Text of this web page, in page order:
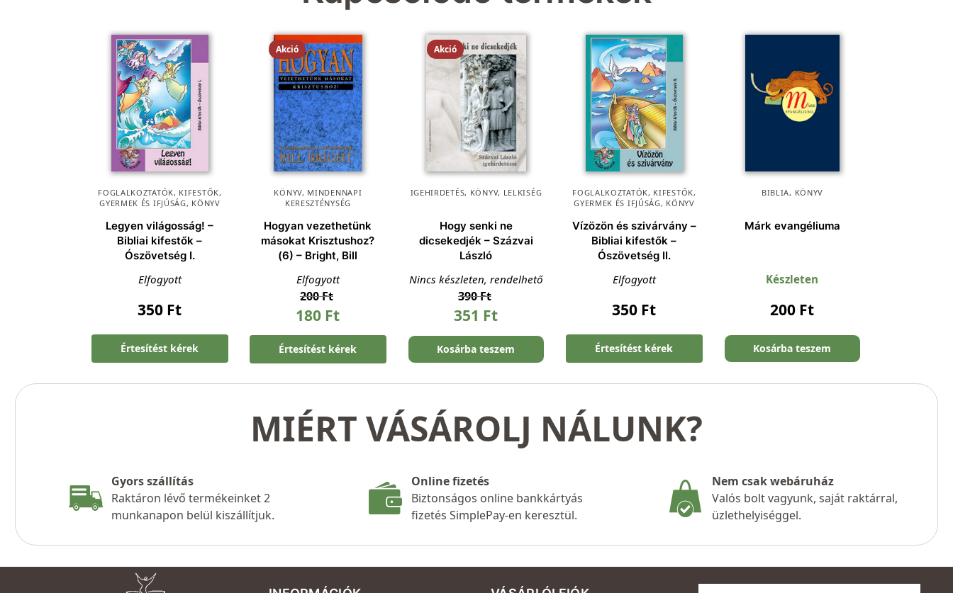
FOGLALKOZTATÓK, KIFESTŐK,
GYERMEK ÉS IFJÚSÁG, KÖNYV
Legyen világosság! –
Bibliai kifestők –
Ószövetség I.
Elfogyott
350 Ft
Értesítést kérek
Akció
KÖNYV, MINDENNAPI
KERESZTÉNYSÉG
Hogyan vezethetünk
másokat Krisztushoz?
(6) – Bright, Bill
Elfogyott
200Ft
180 Ft
Értesítést kérek
Akció
IGEHIRDETÉS, KÖNYV, LELKISÉG
Hogy senki ne
dicsekedjék – Százvai
László
Nincs készleten, rendelhető
390Ft
351 Ft
Kosárba teszem
FOGLALKOZTATÓK, KIFESTŐK,
GYERMEK ÉS IFJÚSÁG, KÖNYV
Vízözön és szivárvány –
Bibliai kifestők –
Ószövetség II.
Elfogyott
350 Ft
Értesítést kérek
BIBLIA, KÖNYV
Márk evangéliuma
Készleten
200 Ft
Kosárba teszem
MIÉRT VÁSÁROLJ NÁLUNK?
Gyors szállítás
Raktáron lévő termékeinket 2
munkanapon belül kiszállítjuk.
Online fizetés
Biztonságos online bankkártyás
fizetés SimplePay-en keresztül.
Nem csak webáruház
Valós bolt vagyunk, saját raktárral,
üzlethelyiséggel.